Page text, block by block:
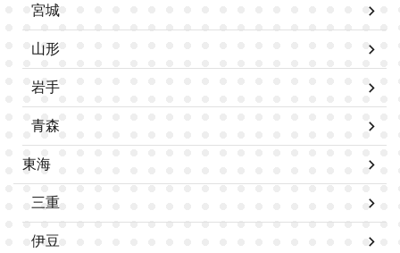
宮城
山形
岩手
青森
東海
三重
伊豆